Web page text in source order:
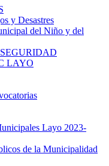
y Desastres
del Niño y del
LAYO
Layo 2023-
de la Municipalidad